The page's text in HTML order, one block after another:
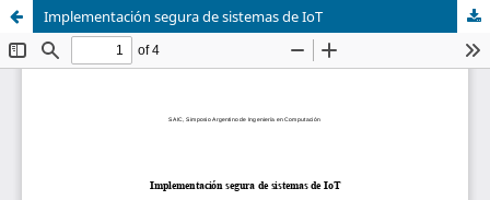
Implementación segura de sistemas de IoT